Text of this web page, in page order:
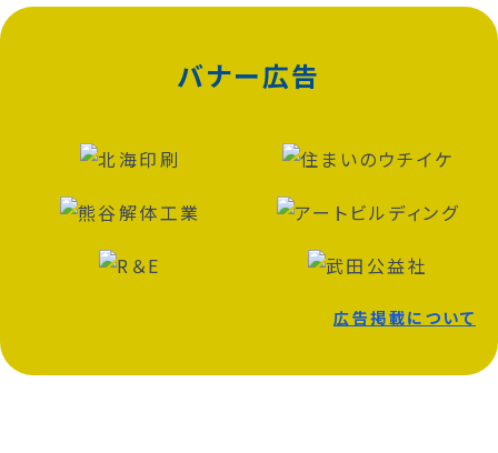
バナー広告
広告掲載について